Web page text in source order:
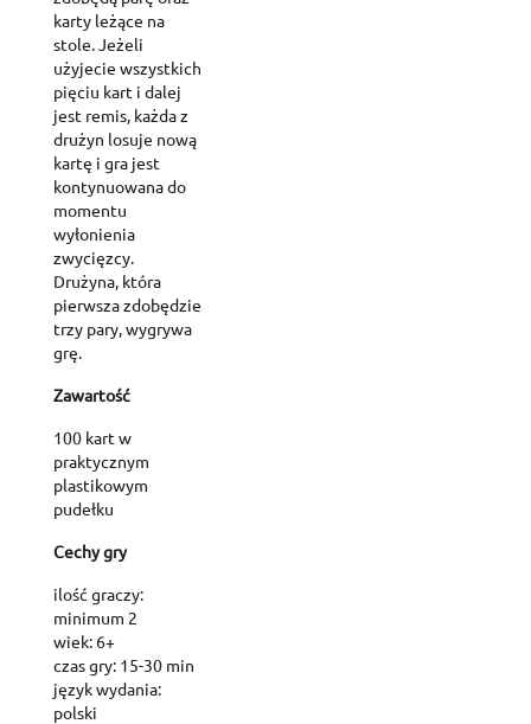
Add to wishlist
Create wishlist
Wishlist name
Sign in
You need to be logged in to save products in your wishlist.
karty leżące na
stole. Jeżeli
użyjecie wszystkich
pięciu kart i dalej
jest remis, każda z
drużyn losuje nową
kartę i gra jest
kontynuowana do
momentu
wyłonienia
zwycięzcy.
Drużyna, która
pierwsza zdobędzie
trzy pary, wygrywa
grę.
Zawartość
100 kart w
praktycznym
plastikowym
pudełku
Cechy gry
ilość graczy:
minimum 2
wiek: 6+
czas gry: 15-30 min
język wydania:
polski